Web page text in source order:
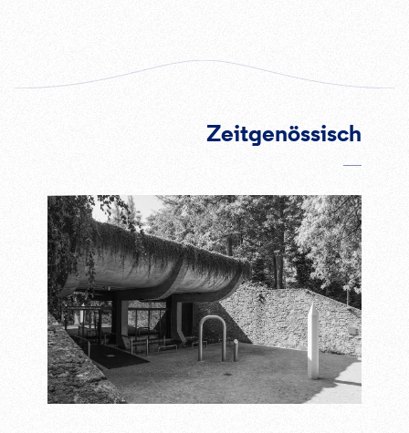
Zeitgenössisch